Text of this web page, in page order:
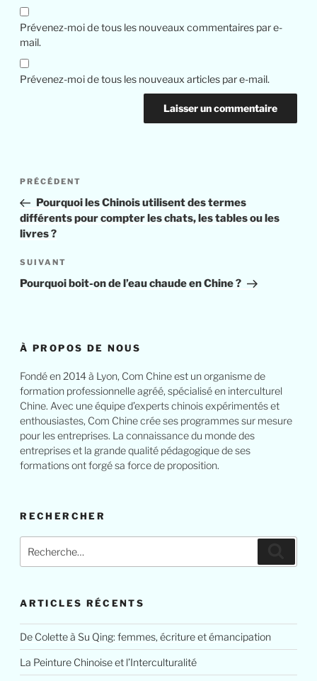
Prévenez-moi de tous les nouveaux commentaires par e-
mail.
Prévenez-moi de tous les nouveaux articles par e-mail.
PRÉCÉDENT
Pourquoi les Chinois utilisent des termes
différents pour compter les chats, les tables ou les
livres ?
SUIVANT
Pourquoi boit-on de l’eau chaude en Chine ?
À PROPOS DE NOUS
Fondé en 2014 à Lyon, Com Chine est un organisme de
formation professionnelle agréé, spécialisé en interculturel
Chine. Avec une équipe d’experts chinois expérimentés et
enthousiastes, Com Chine crée ses programmes sur mesure
pour les entreprises. La connaissance du monde des
entreprises et la grande qualité pédagogique de ses
formations ont forgé sa force de proposition.
RECHERCHER
ARTICLES RÉCENTS
De Colette à Su Qing: femmes, écriture et émancipation
La Peinture Chinoise et l’Interculturalité